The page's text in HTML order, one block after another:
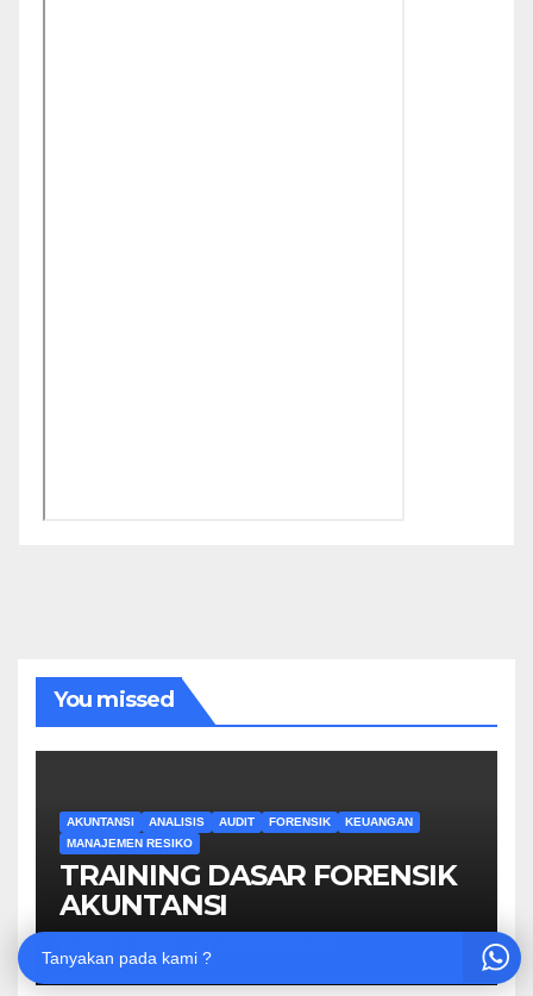
You missed
AKUNTANSI ANALISIS AUDIT FORENSIK
KEUANGAN
MANAJEMEN RESIKO
TRAINING DASAR FORENSIK
AKUNTANSI
Tanyakan pada kami ?